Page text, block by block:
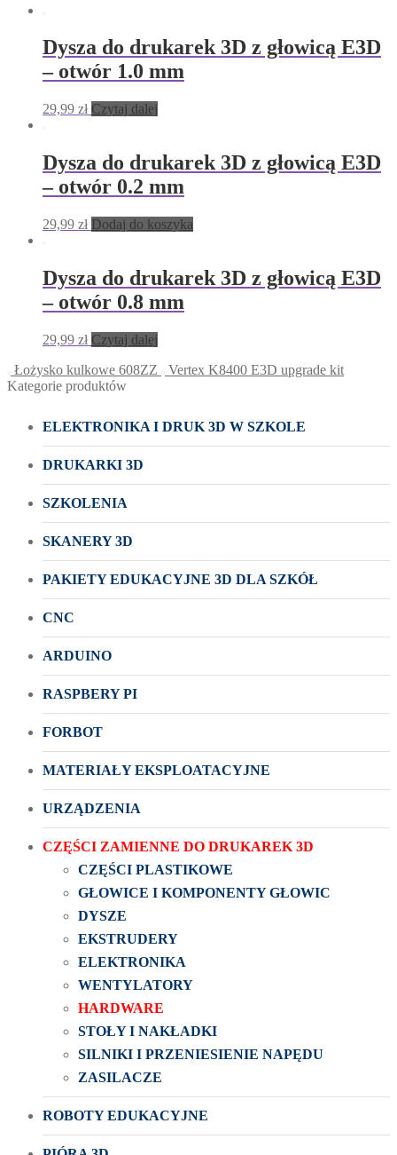
Dysza do drukarek 3D z głowicą E3D
– otwór 1.0 mm
29,99 zł Czytaj dalej
Dysza do drukarek 3D z głowicą E3D
– otwór 0.2 mm
29,99 zł Dodaj do koszyka
Dysza do drukarek 3D z głowicą E3D
– otwór 0.8 mm
29,99 zł Czytaj dalej
Łożysko kulkowe 608ZZ
Vertex K8400 E3D upgrade kit
Kategorie produktów
ELEKTRONIKA I DRUK 3D W SZKOLE
DRUKARKI 3D
SZKOLENIA
SKANERY 3D
PAKIETY EDUKACYJNE 3D DLA SZKÓŁ
CNC
ARDUINO
RASPBERY PI
FORBOT
MATERIAŁY EKSPLOATACYJNE
URZĄDZENIA
CZĘŚCI ZAMIENNE DO DRUKAREK 3D
CZĘŚCI PLASTIKOWE
GŁOWICE I KOMPONENTY GŁOWIC
DYSZE
EKSTRUDERY
ELEKTRONIKA
WENTYLATORY
HARDWARE
STOŁY I NAKŁADKI
SILNIKI I PRZENIESIENIE NAPĘDU
ZASILACZE
ROBOTY EDUKACYJNE